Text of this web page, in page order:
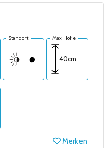
Standort Max. Höhe
40cm
Merken